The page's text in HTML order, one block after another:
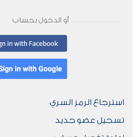
أو الدخول بحساب
استرجاع الرمز السري
تسجيل عضو جديد